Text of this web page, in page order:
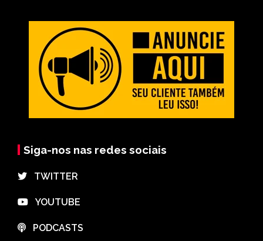
Siga-nos nas redes sociais
⠀TWITTER
⠀YOUTUBE
⠀PODCASTS